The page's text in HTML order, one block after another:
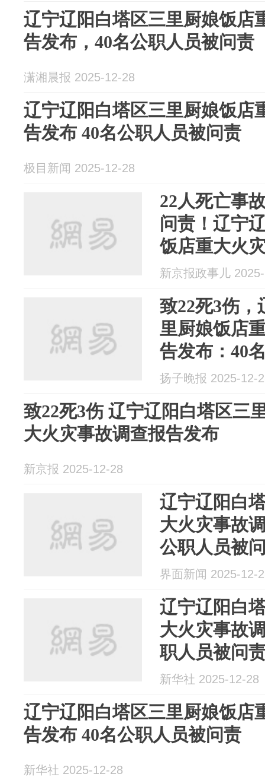
辽宁辽阳白塔区三里厨娘饭店
告发布，40名公职人员被问责
潇湘晨报 2025-12-28
辽宁辽阳白塔区三里厨娘饭店
告发布 40名公职人员被问责
极目新闻 2025-12-28
22人死亡事
问责！辽宁
饭店重大火
新京报政事儿
致22死3伤，
里厨娘饭店
告发布：40
饭店经营者
扬子晚报 2025-12-
致22死3伤 辽宁辽阳白塔区三
大火灾事故调查报告发布
新京报 2025-12-28
辽宁辽阳白
大火灾事故
公职人员被
界面新闻 2025-12-
辽宁辽阳白
大火灾事故
职人员被问
新华社 2025-12-28
辽宁辽阳白塔区三里厨娘饭店
告发布 40名公职人员被问责
新华社 2025-12-28